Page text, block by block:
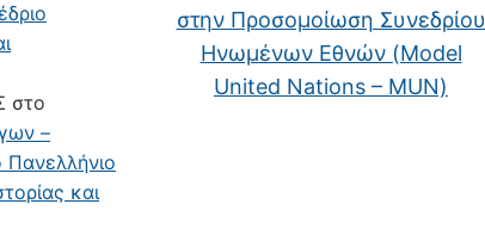
στο
–
και
στην Προσομοίωση Συνεδρίου
Ηνωμένων Εθνών (Model
United Nations – MUN)